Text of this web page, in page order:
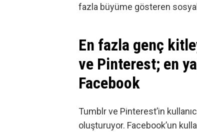
fazla büyüme gösteren
En fazla genç
ve Pinterest; en
Facebook
Tumblr ve Pinterest’in
oluşturuyor. Facebook’un